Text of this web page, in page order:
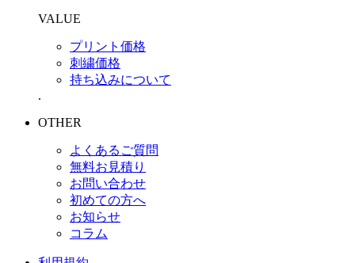
VALUE
プリント価格
刺繍価格
持ち込みについて
.
OTHER
よくあるご質問
無料お見積り
お問い合わせ
初めての方へ
お知らせ
コラム